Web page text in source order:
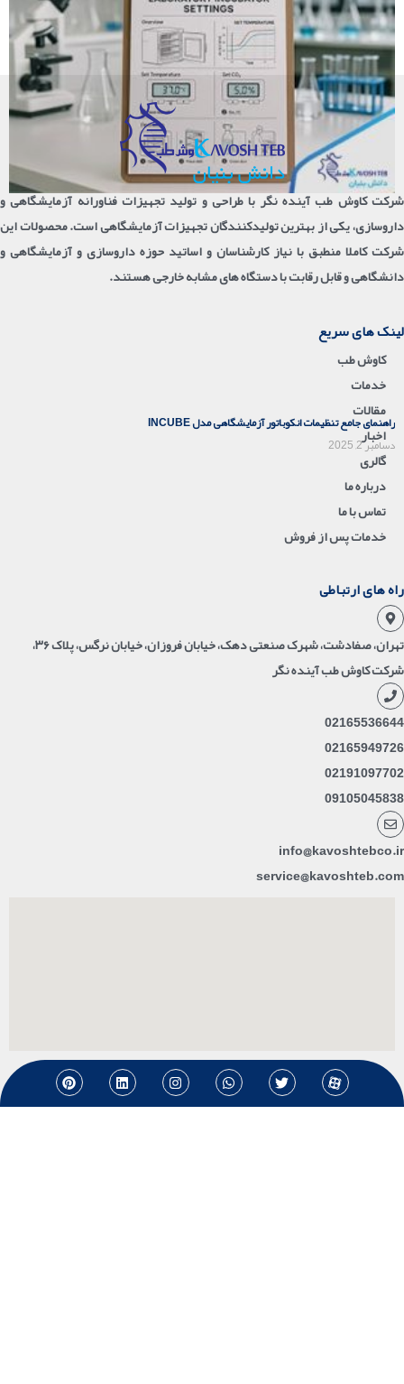
راهنمای جامع تنظیمات انکوباتور آزمایشگاهی مدل INCUBE
دسامبر 2, 2025
شرکت کاوش طب آینده نگر با طراحی و تولید تجهیزات فناورانه آزمایشگاهی و
داروسازی، یکی از بهترین تولیدکنندگان تجهیزات آزمایشگاهی است. محصولات این
شرکت کاملا منطبق با نیاز کارشناسان و اساتید حوزه داروسازی و آزمایشگاهی و
دانشگاهی و قابل رقابت با دستگاه های مشابه خارجی هستند.
لینک های سریع
کاوش طب
خدمات
مقالات
اخبار
گالری
درباره ما
تماس با ما
خدمات پس از فروش
راه های ارتباطی
تهران، صفادشت، شهرک صنعتی دهک، خیابان فروزان، خیابان نرگس، پلاک ۳۶،
شرکت کاوش طب آینده نگر
02165536644
02165949726
02191097702
09105045838
info@kavoshtebco.ir
service@kavoshteb.com